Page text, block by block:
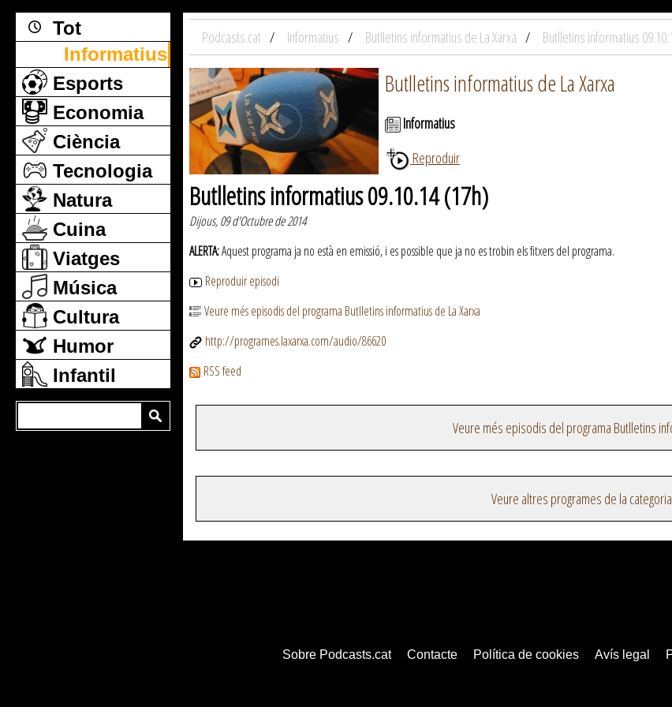
Tot
Informatius
Esports
Economia
Ciència
Tecnologia
Natura
Cuina
Viatges
Música
Cultura
Humor
Infantil
Podcasts.cat Informatius Butlletins informatius de La Xarxa Butlletins informatius
Butlletins informatius de La Xarxa
Informatius
Reproduir
Butlletins informatius 09.10.14 (17h)
Dijous, 09 d'Octubre de 2014
ALERTA:Aquest programa ja no està en emissió, i es possible que ja no es trobin els fitxers del programa.
Reproduir episodi
Veure més episodis del programa Butlletins informatius de La Xarxa
http://programes.laxarxa.com/audio/86620
RSS feed
Veure més episodis del programa Butlletins
Veure altres programes de la
Sobre Podcasts.cat Contacte Política de cookies Avís legal